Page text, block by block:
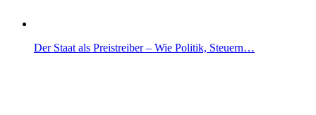
Der Staat als Preistreiber – Wie Politik, Steuern…